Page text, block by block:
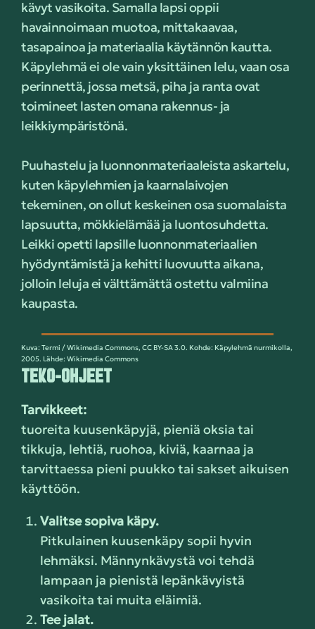
kävyt vasikoita. Samalla lapsi oppii
havainnoimaan muotoa, mittakaavaa,
tasapainoa ja materiaalia käytännön kautta.
Käpylehmä ei ole vain yksittäinen lelu, vaan osa
perinnettä, jossa metsä, piha ja ranta ovat
toimineet lasten omana rakennus- ja
leikkiympäristönä.
Puuhastelu ja luonnonmateriaaleista askartelu,
kuten käpylehmien ja kaarnalaivojen
tekeminen, on ollut keskeinen osa suomalaista
lapsuutta, mökkielämää ja luontosuhdetta.
Leikki opetti lapsille luonnonmateriaalien
hyödyntämistä ja kehitti luovuutta aikana,
jolloin leluja ei välttämättä ostettu valmiina
kaupasta.
Kuva: Termi / Wikimedia Commons, CC BY-SA 3.0. Kohde: Käpylehmä nurmikolla,
2005. Lähde: Wikimedia Commons
TEKO-OHJEET
Tarvikkeet:
tuoreita kuusenkäpyjä, pieniä oksia tai
tikkuja, lehtiä, ruohoa, kiviä, kaarnaa ja
tarvittaessa pieni puukko tai sakset aikuisen
käyttöön.
Valitse sopiva käpy.
Pitkulainen kuusenkäpy sopii hyvin
lehmäksi. Männynkävystä voi tehdä
lampaan ja pienistä lepänkävyistä
vasikoita tai muita eläimiä.
Tee jalat.